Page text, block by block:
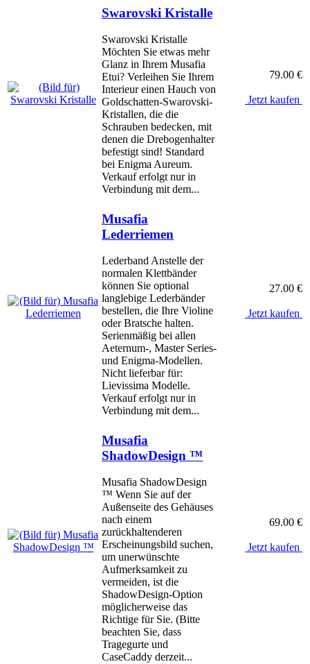
Swarovski Kristalle
Swarovski Kristalle
Möchten Sie etwas mehr
Glanz in Ihrem Musafia
Etui? Verleihen Sie Ihrem
Interieur einen Hauch von
Goldschatten-Swarovski-
Kristallen, die die
Schrauben bedecken, mit
denen die Drebogenhalter
befestigt sind! Standard
bei Enigma Aureum.
Verkauf erfolgt nur in
Verbindung mit dem...
79.00 €
Jetzt kaufen
Musafia
Lederriemen
Lederband Anstelle der
normalen Klettbänder
können Sie optional
langlebige Lederbänder
bestellen, die Ihre Violine
oder Bratsche halten.
Serienmäßig bei allen
Aeternum-, Master Series-
und Enigma-Modellen.
Nicht lieferbar für:
Lievissima Modelle.
Verkauf erfolgt nur in
Verbindung mit dem...
27.00 €
Jetzt kaufen
Musafia
ShadowDesign ™
Musafia ShadowDesign
™ Wenn Sie auf der
Außenseite des Gehäuses
nach einem
zurückhaltenderen
Erscheinungsbild suchen,
um unerwünschte
Aufmerksamkeit zu
vermeiden, ist die
ShadowDesign-Option
möglicherweise das
Richtige für Sie. (Bitte
beachten Sie, dass
Tragegurte und
CaseCaddy derzeit...
69.00 €
Jetzt kaufen